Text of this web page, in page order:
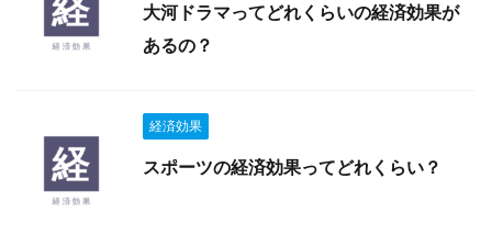
大河ドラマってどれくらいの経済効果が
あるの？
経済効果
スポーツの経済効果ってどれくらい？